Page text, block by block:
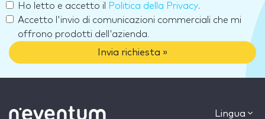
Ho letto e accetto il Politica della Privacy.
Accetto l'invio di comunicazioni commerciali che mi
offrono prodotti dell'azienda.
Invia richiesta »
Lingua